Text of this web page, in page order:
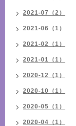
2021-07（2）
2021-06（1）
2021-02（1）
2021-01（1）
2020-12（1）
2020-10（1）
2020-05（1）
2020-04（1）